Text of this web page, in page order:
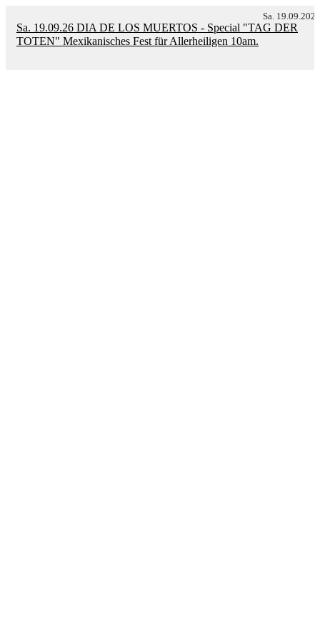
Sa. 19.09.2026
Sa. 19.09.26 DIA DE LOS MUERTOS - Special "TAG DER
TOTEN" Mexikanisches Fest für Allerheiligen 10am.